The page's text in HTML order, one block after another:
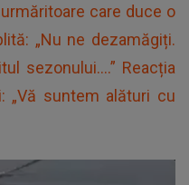
urmăritoare care duce o
„Nu ne dezamăgiți.
sezonului....” Reacția
„Vă suntem alături cu